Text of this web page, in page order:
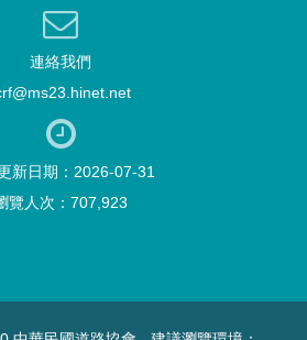
連絡我們
新日期：2026-07-31
覽人次：707,923